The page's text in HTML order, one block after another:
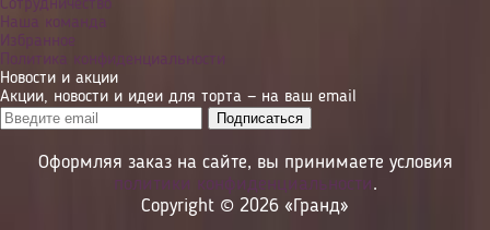
Сотрудничество
Наша команда
Избранное
Политика конфиденциальности
Новости и акции
Акции, новости и идеи для торта — на ваш email
Оформляя заказ на сайте, вы принимаете условия
политики конфиденциальности.
Copyright © 2026 «Гранд»